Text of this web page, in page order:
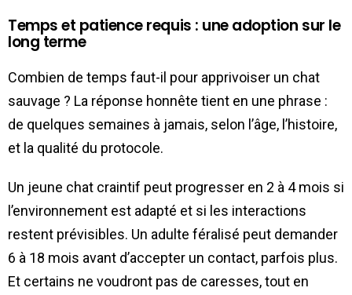
Temps et patience requis : une adoption sur le
long terme
Combien de temps faut-il pour apprivoiser un chat
sauvage ? La réponse honnête tient en une phrase :
de quelques semaines à jamais, selon l’âge, l’histoire,
et la qualité du protocole.
Un jeune chat craintif peut progresser en 2 à 4 mois si
l’environnement est adapté et si les interactions
restent prévisibles. Un adulte féralisé peut demander
6 à 18 mois avant d’accepter un contact, parfois plus.
Et certains ne voudront pas de caresses, tout en